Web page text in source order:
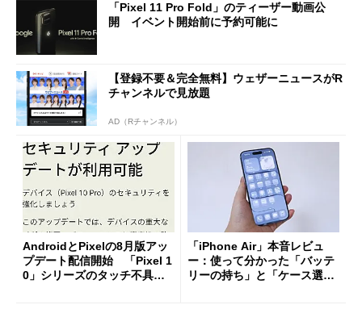
「Pixel 11 Pro Fold」のティーザー動画公
開 イベント開始前に予約可能に
【登録不要＆完全無料】ウェザーニュースがR
チャンネルで見放題
AD（Rチャンネル）
AndroidとPixelの8月版アッ
プデート配信開始 「Pixel 1
0」シリーズのタッチ不具合
「iPhone Air」本音レビュ
ー：使って分かった「バッテ
リーの持ち」と「ケース選